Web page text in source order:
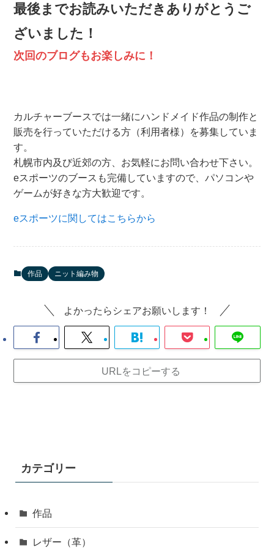
最後までお読みいただきありがとうご
ざいました！
次回のブログもお楽しみに！
カルチャーブースでは一緒にハンドメイド作品の制作と
販売を行っていただける方（利用者様）を募集していま
す。
札幌市内及び近郊の方、お気軽にお問い合わせ下さい。
eスポーツのブースも完備していますので、パソコンや
ゲームが好きな方大歓迎です。
eスポーツに関してはこちらから
作品 ニット編み物
よかったらシェアお願いします！
URLをコピーする
カテゴリー
作品
レザー（革）